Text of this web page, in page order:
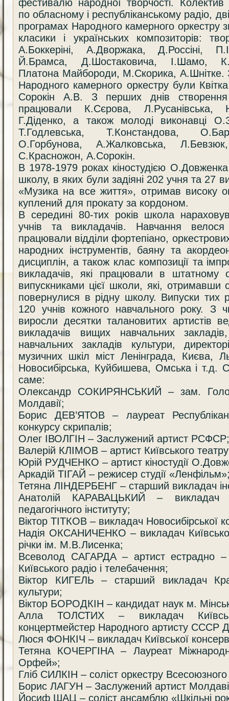
фестивалю народної творчості.
по обласному і республіканському радіо,
програмах Народного камерного оркестру
класики і українських композиторів:
А.Боккеріні, А.Дворжака, Д.Россіні,
Й.Брамса, Д.Шостаковича, І.Шамо,
Платона Майбороди, М.Скорика, А.Шнітке.
Народного камерного оркестру були
Сорокін А.В. З перших днів створення
працювали К.Сєрова, Л.Русанівська,
Г.Діденко, а також молоді виконавці
Т.Годлевська, Т.Констандова,
О.Горбунова, А.Жалковська,
С.Красножон, А.Сорокін.
В 1978-1979 роках кіностудією
школу, в яких були задіяні 202 учня та 27
«Музика на все життя», отримав високу
куплений для прокату за кордоном.
В середині 80-тих років школа
учнів та викладачів. Навчання велося
працювали відділи фортепіано,
народних інструментів, баяну та
дисциплін, а також клас композиції та
викладачів, які працювали в штатному
випускниками цієї школи, які, отримавши
повернулися в рідну школу. Випуски тих
120 учнів кожного навчального року. З
виросли десятки талановитих артистів
викладачів вищих навчальних
навчальних закладів культури,
музичних шкіл міст Ленінграда, Києва,
Новосибірська, Куйбишева, Омська і т.д.
саме:
Олександр СОКИРЯНСЬКИЙ – зам.
Молдавії;
Борис ДЕВ’ЯТОВ – лауреат
конкурсу скрипалів;
Олег ІВОЛГІН – Заслужений артист РСФСР;
Валерій КЛІМОВ – артист Київського
Юрій РУДЧЕНКО – артист кіностудії
Аркадій ТІГАЙ – режисер студії
Тетяна ЛІНДЕРБЕНГ – старший викладач
Анатолій КАРАВАЦЬКИЙ – викладач
педагогічного інституту;
Віктор ТІТКОВ – викладач Новосибірської
Надія ОКСАНИЧЕНКО – викладач
річки ім. М.В.Лисенка;
Всеволод САГАРДА – артист естрадно –
Київського радіо і телебачення;
Віктор КИГЕЛЬ – старший викладач
культури;
Віктор БОРОДКІН – кандидат наук м.
Алла ТОЛСТИХ – викладач
концертмейстер Народного артисту СССР
Люся ФОНКІЧ – викладач Київської
Тетяна КОЧЕРГІНА – Лауреат
Орфей»;
Гліб СИЛКІН – соліст оркестру
Борис ЛАГУН – Заслужений артист
Йосиф ШАЦ – соліст ансамблю «Шкільні